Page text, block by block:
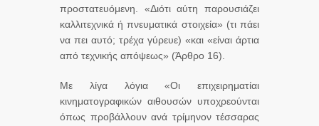
προστατευόμενη. «Διότι αύτη παρουσιάζει
καλλιτεχνικά ή πνευματικά στοιχεία» (τι πάει
να πει αυτό; τρέχα γύρευε) «και «είναι άρτια
από τεχνικής απόψεως» (Άρθρο 16).
Με λίγα λόγια «Οι επιχειρηματίαι
κινηματογραφικών αιθουσών υποχρεούνται
όπως προβάλλουν ανά τρίμηνον τέσσαρας